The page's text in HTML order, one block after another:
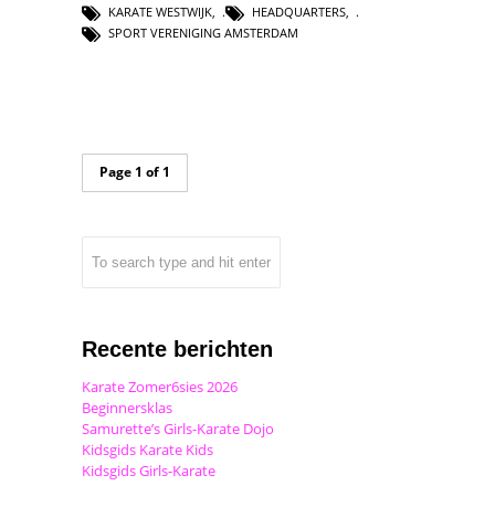
KARATE WESTWIJK
HEADQUARTERS
SPORT VERENIGING AMSTERDAM
Page 1 of 1
Recente berichten
Karate Zomer6sies 2026
Beginnersklas
Samurette’s Girls-Karate Dojo
Kidsgids Karate Kids
Kidsgids Girls-Karate